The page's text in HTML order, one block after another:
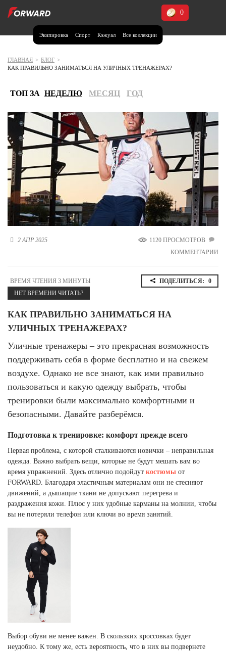
Экипировка Спорт Кэжуал Все коллекции
0
Москва и МО
Иркутская область (2)
Калининградская область (1)
Кемеровская область (2)
Краснодарский край (5)
Красноярский край (5)
Курская область (1)
Москва и МО (14)
Нижегородская область (1)
Республика Крым (1)
Республика Татарстан (2)
Санкт-Петербург и ЛО (3)
Саратовская область (1)
Северная Осетия (2)
Смоленская область (1)
Ставропольский край (5)
Томская область (1)
Тульская область (1)
Ханты-Мансийский автономный округ (3)
Челябинская область (2)
Ямало-Ненецкий автономный округ (1)
Ярославская область (1)
ГЛАВНАЯ > БЛОГ >
КАК ПРАВИЛЬНО ЗАНИМАТЬСЯ НА УЛИЧНЫХ ТРЕНАЖЕРАХ?
ТОП ЗА НЕДЕЛЮ МЕСЯЦ ГОД
2 АПР 2025
1120 ПРОСМОТРОВ
КОММЕНТАРИИ
ВРЕМЯ ЧТЕНИЯ 3 МИНУТЫ
НЕТ ВРЕМЕНИ ЧИТАТЬ?
ПОДЕЛИТЬСЯ: 0
КАК ПРАВИЛЬНО ЗАНИМАТЬСЯ НА
УЛИЧНЫХ ТРЕНАЖЕРАХ?
Уличные тренажеры – это прекрасная возможность
поддерживать себя в форме бесплатно и на свежем
воздухе. Однако не все знают, как ими правильно
пользоваться и какую одежду выбрать, чтобы
тренировки были максимально комфортными и
безопасными. Давайте разберёмся.
Подготовка к тренировке: комфорт прежде всего
Первая проблема, с которой сталкиваются новички – неправильная
одежда. Важно выбрать вещи, которые не будут мешать вам во
время упражнений. Здесь отлично подойдут костюмы от
FORWARD. Благодаря эластичным материалам они не стесняют
движений, а дышащие ткани не допускают перегрева и
раздражения кожи. Плюс у них удобные карманы на молнии, чтобы
вы не потеряли телефон или ключи во время занятий.
Выбор обуви не менее важен. В скользких кроссовках будет
неудобно. К тому же, есть вероятность, что в них вы подвернете